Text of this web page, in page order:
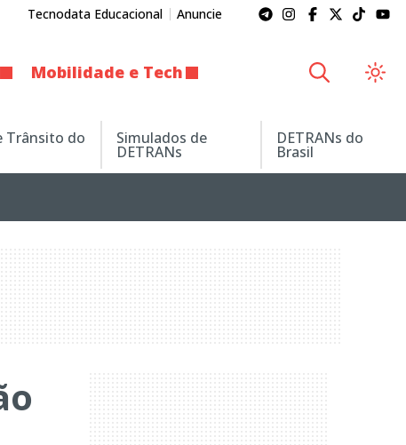
Tecnodata Educacional Anuncie
Mobilidade e Tech
Trânsito do Simulados de
DETRANs
DETRANs do
Brasil